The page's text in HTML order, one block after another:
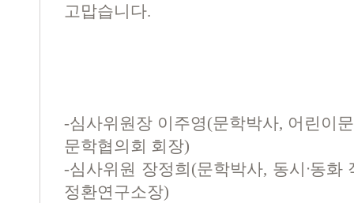
고맙습니다.
-심사위원장 이주영(문학박사, 어린이
문학협의회 회장)
-심사위원 장정희 (문학박사, 동시ᐧ동화
정환연구소장)